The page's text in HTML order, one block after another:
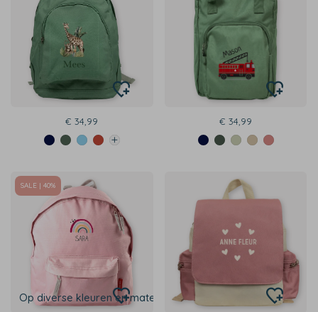
€ 34,99 € 34,99
Op diverse kleuren en maten
SALE | 40%